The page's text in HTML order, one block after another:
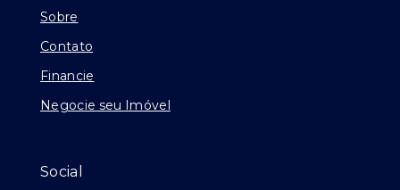
Sobre
Contato
Financie
Negocie seu Imóvel
Social